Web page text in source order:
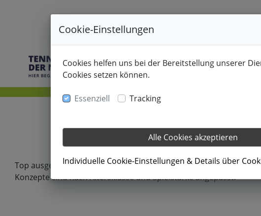
Top ausgebildete Trainer, die sich stets weiterbilden. Mit
Konzepte sind nach Altersklasse und Spielstärke angepasst.
Cookie-Einstellungen
Cookies helfen uns bei der Bereitstellung unserer
Cookies setzen können.
Essenziell Tracking
Alle Cookies akzeptieren
Individuelle Cookie-Einstellungen & Details über